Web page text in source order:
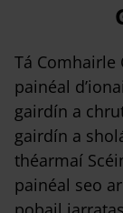
Tá Comhairle
painéal
gairdín a
gairdín a
théarmaí
painéal seo